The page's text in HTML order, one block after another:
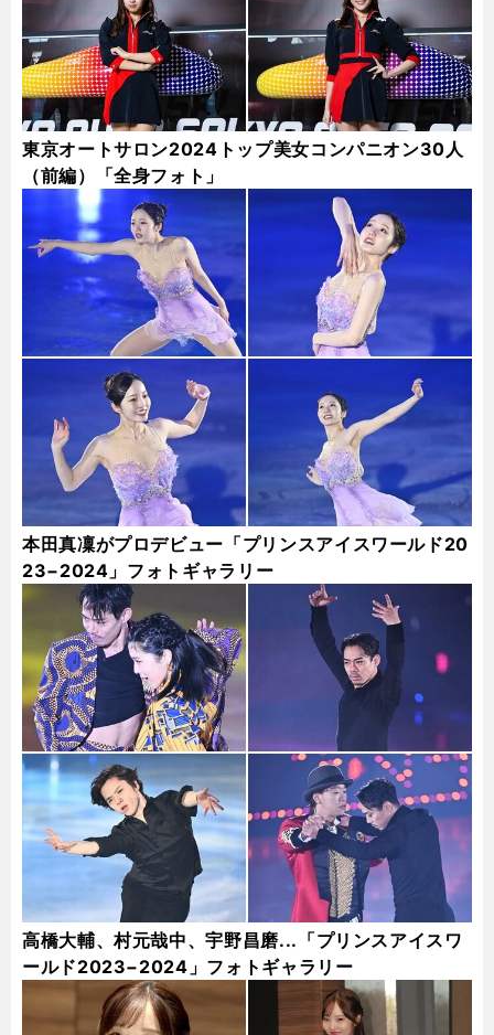
東京オートサロン2024トップ美女コンパニオン30人
（前編）「全身フォト」
本田真凜がプロデビュー「プリンスアイスワールド20
23−2024」フォトギャラリー
高橋大輔、村元哉中、宇野昌磨...「プリンスアイスワ
ールド2023−2024」フォトギャラリー